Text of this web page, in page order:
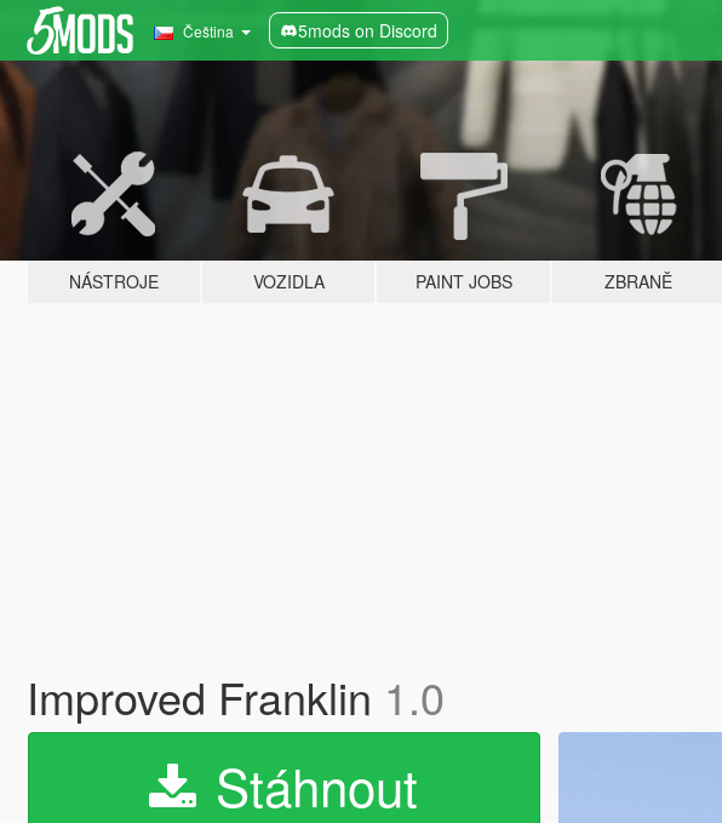
Čeština 5mods on Discord
NÁSTROJE VOZIDLA PAINT JOBS ZBRANĚ
Improved Franklin 1.0
Stáhnout